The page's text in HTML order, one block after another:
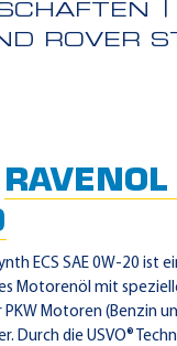
ROVER
ECS SAE 0W-20 ist
Motorenöl mit
PKW Motoren (Benzin
Durch die USVO®